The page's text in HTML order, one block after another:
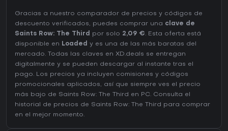
Gracias a nuestro comparador de precios y códigos de
descuento verificados, puedes comprar una clave de
Saints Row: The Third
por solo 2,09 €. Esta oferta está
disponible en Loaded y es una de las más baratas del
mercado. Todas las claves en XD.deals se entregan
digitalmente y se pueden descargar al instante tras el
pago. Los precios ya incluyen comisiones y códigos
promocionales aplicados, así que siempre ves el precio
más bajo de Saints Row: The Third en PC. Consulta el
historial de precios de Saints Row: The Third para comprar
en el mejor momento.